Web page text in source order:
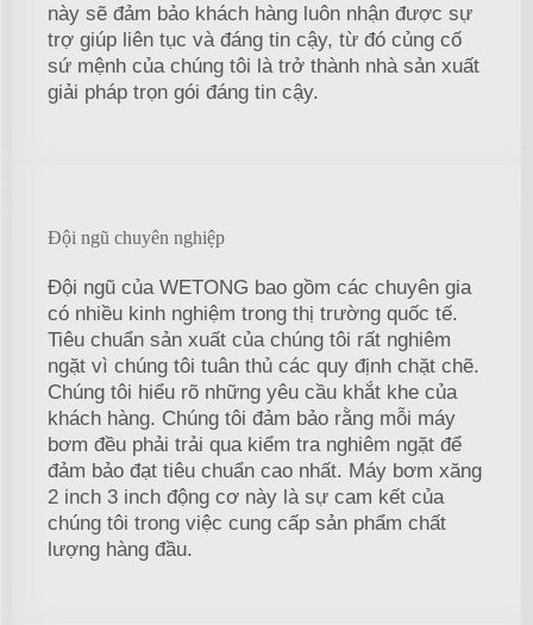
này sẽ đảm bảo khách hàng luôn nhận được sự
trợ giúp liên tục và đáng tin cậy, từ đó củng cố
sứ mệnh của chúng tôi là trở thành nhà sản xuất
giải pháp trọn gói đáng tin cậy.
Đội ngũ chuyên nghiệp
Đội ngũ của WETONG bao gồm các chuyên gia
có nhiều kinh nghiệm trong thị trường quốc tế.
Tiêu chuẩn sản xuất của chúng tôi rất nghiêm
ngặt vì chúng tôi tuân thủ các quy định chặt chẽ.
Chúng tôi hiểu rõ những yêu cầu khắt khe của
khách hàng. Chúng tôi đảm bảo rằng mỗi máy
bơm đều phải trải qua kiểm tra nghiêm ngặt để
đảm bảo đạt tiêu chuẩn cao nhất. Máy bơm xăng
2 inch 3 inch động cơ này là sự cam kết của
chúng tôi trong việc cung cấp sản phẩm chất
lượng hàng đầu.